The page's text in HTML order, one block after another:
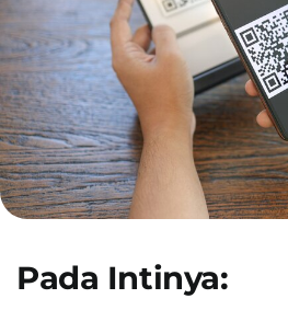
Pada Intinya: